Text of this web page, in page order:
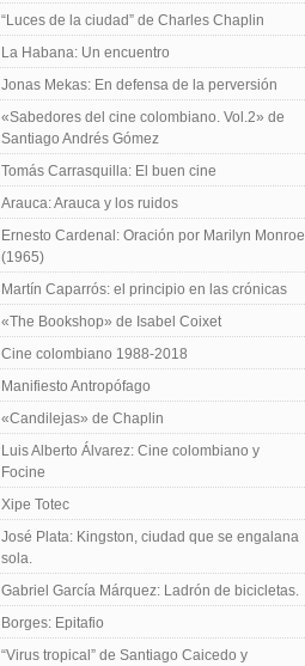
“Luces de la ciudad” de Charles Chaplin
La Habana: Un encuentro
Jonas Mekas: En defensa de la perversión
«Sabedores del cine colombiano. Vol.2» de
Santiago Andrés Gómez
Tomás Carrasquilla: El buen cine
Arauca: Arauca y los ruidos
Ernesto Cardenal: Oración por Marilyn Monroe
(1965)
Martín Caparrós: el principio en las crónicas
«The Bookshop» de Isabel Coixet
Cine colombiano 1988-2018
Manifiesto Antropófago
«Candilejas» de Chaplin
Luis Alberto Álvarez: Cine colombiano y
Focine
Xipe Totec
José Plata: Kingston, ciudad que se engalana
sola.
Gabriel García Márquez: Ladrón de bicicletas.
Borges: Epitafio
“Virus tropical” de Santiago Caicedo y